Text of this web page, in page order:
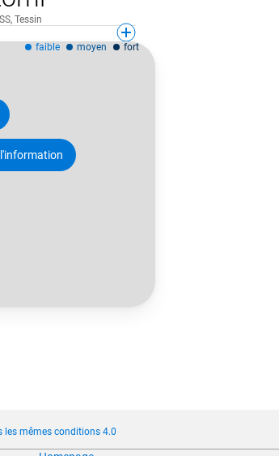
Tessin
faible moyen fort
les mêmes conditions 4.0